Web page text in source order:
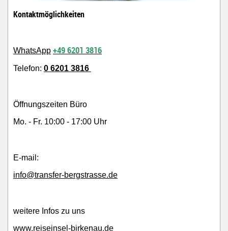
Kontaktmöglichkeiten
WhatsApp +49 6201 3816
Telefon: 0 6201 3816
Öffnungszeiten Büro
Mo. - Fr. 10:00 - 17:00 Uhr
E-mail:
info@transfer-bergstrasse.de
weitere Infos zu uns
www.reiseinsel-birkenau.de